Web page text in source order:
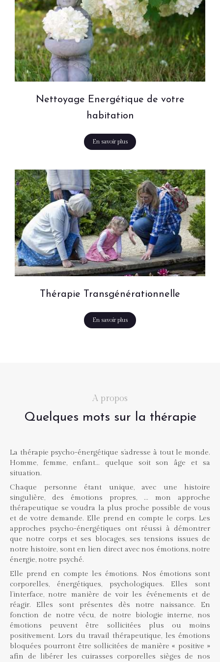
Nettoyage Energétique de votre
habitation
En savoir plus
Thérapie Transgénérationnelle
En savoir plus
A propos
Quelques mots sur la thérapie
La thérapie psycho-énergétique s’adresse à tout le monde.
Homme, femme, enfant… quelque soit son âge et sa
situation.
Chaque personne étant unique, avec une histoire
singulière, des émotions propres, … mon approche
thérapeutique se voudra la plus proche possible de vous
et de votre demande. Elle prend en compte le corps. Les
approches psycho-énergétiques ont réussi à démontrer
que notre corps et ses blocages, ses tensions issues de
notre histoire, sont en lien direct avec nos émotions, notre
énergie, notre psyché.
Elle prend en compte les émotions. Nos émotions sont
corporelles, énergétiques, psychologiques. Elles sont
l’interface, notre manière de voir les événements et de
réagir. Elles sont présentes dès notre naissance. En
fonction de notre vécu, de notre biologie interne, nos
émotions peuvent être sollicitées plus ou moins
positivement. Lors du travail thérapeutique, les émotions
bloquées pourront être sollicitées de manière « positive »
afin de libérer les cuirasses corporelles sièges de nos